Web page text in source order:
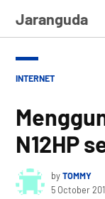
Jaranguda
POSTED
INTERNET
N12HP
byTOMMY
5 October